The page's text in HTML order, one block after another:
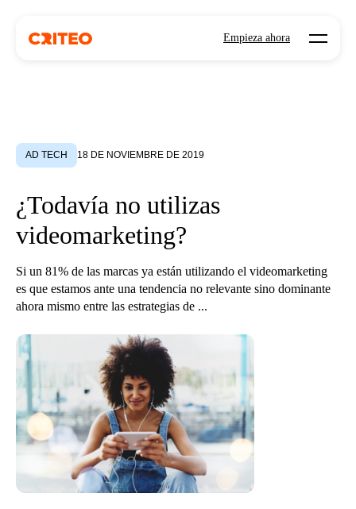
Empieza ahora Open
AD TECH 18 DE NOVIEMBRE DE 2019
¿Todavía no utilizas
videomarketing?
Si un 81% de las marcas ya están utilizando el videomarketing
es que estamos ante una tendencia no relevante sino dominante
ahora mismo entre las estrategias de ...